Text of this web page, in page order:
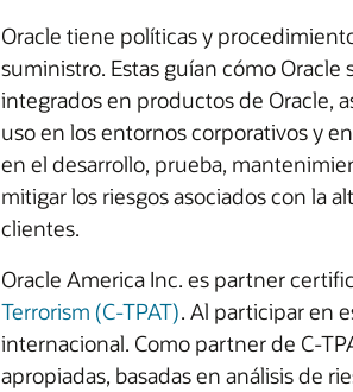
Oracle tiene políticas y
suministro. Estas guían cómo
integrados en productos de Oracle,
uso en los entornos corporativos y
en el desarrollo, prueba,
mitigar los riesgos asociados con la
clientes.
Oracle America Inc. es partner
Terrorism (C-TPAT). Al participar en
internacional. Como partner de C-
apropiadas, basadas en análisis de